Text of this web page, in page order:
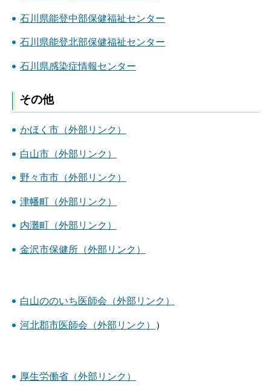
石川県能登中部保健福祉センター
石川県能登北部保健福祉センター
石川県感染症情報センター
その他
かほく市（外部リンク）
白山市（外部リンク）
野々市市（外部リンク）
津幡町（外部リンク）
内灘町（外部リンク）
金沢市保健所（外部リンク）
白山ののいち医師会（外部リンク）
河北郡市医師会（外部リンク） ）
厚生労働省（外部リンク）